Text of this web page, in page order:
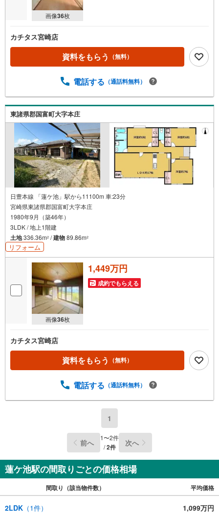
画像36枚
カチタス宮崎店
資料をもらう （無料）
電話する （通話料無料）
東諸県郡国富町大字本庄
日豊本線 「蓮ケ池」駅から11100m 車:23分
宮崎県東諸県郡国富町大字本庄
1980年9月（築46年）
3LDK / 地上1階建
土地336.36m2 /建物89.86m2
リフォーム
画像36枚
1,449万円
成約でもらえる
カチタス宮崎店
資料をもらう （無料）
電話する （通話料無料）
1
前へ 1〜2件
/2件 次へ
蓮ケ池駅の間取りごとの価格相場
間取り（該当物件数） 平均価格
2LDK （1件） 1,099万円